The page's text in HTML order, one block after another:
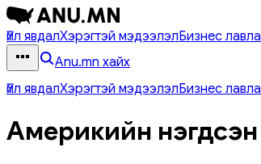
Үйл явдалХэрэгтэй мэдээлэлБизнес
Anu.mn хайх
Үйл явдалХэрэгтэй мэдээлэлБизнес
Америкийн